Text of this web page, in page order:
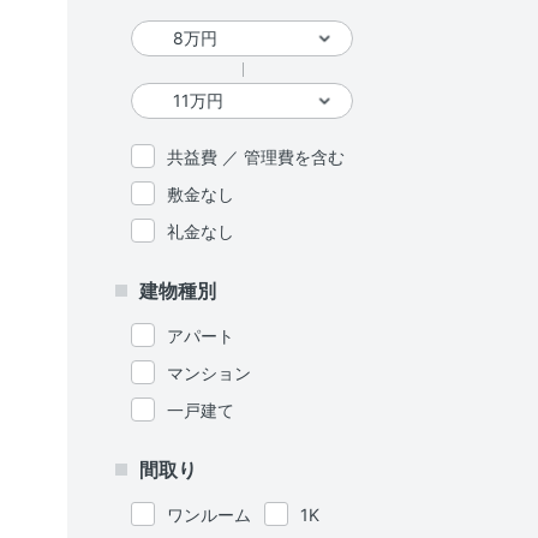
共益費 ／ 管理費を含む
敷金なし
礼金なし
建物種別
アパート
マンション
一戸建て
間取り
ワンルーム
1K